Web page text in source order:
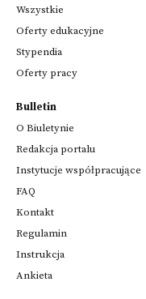
Wszystkie
Oferty edukacyjne
Stypendia
Oferty pracy
Bulletin
O Biuletynie
Redakcja portalu
Instytucje współpracujące
FAQ
Kontakt
Regulamin
Instrukcja
Ankieta